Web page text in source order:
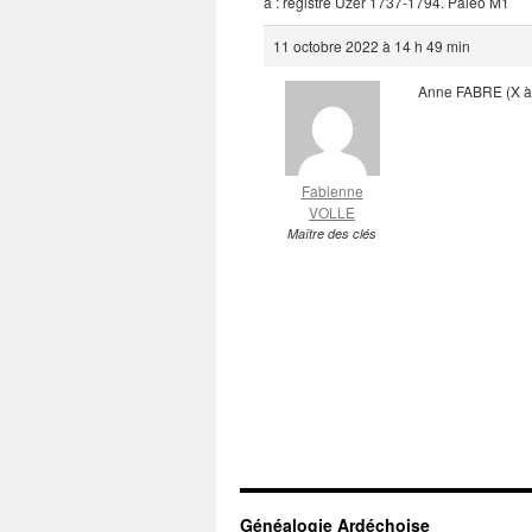
11 octobre 2022 à 14 h 49 min
Fabienne
VOLLE
Maître des clés
Anne FABRE (X
Généalogie Ardéchoise